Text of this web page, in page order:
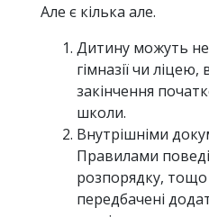
Але є кілька але.
Дитину можуть
гімназії чи ліцею,
закінчення
школи.
Внутрішніми
Правилами
розпорядку,
передбачені